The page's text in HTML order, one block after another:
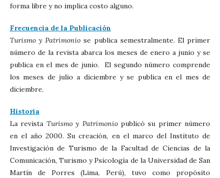
forma libre y no implica costo alguno.
Frecuencia de la Publicación
Turismo y Patrimonio se publica semestralmente. El primer
número de la revista abarca los meses de enero a junio y se
publica en el mes de junio. El segundo número comprende
los meses de julio a diciembre y se publica en el mes de
diciembre.
Historia
La revista Turismo y Patrimonio publicó su primer número
en el año 2000. Su creación, en el marco del Instituto de
Investigación de Turismo de la Facultad de Ciencias de la
Comunicación, Turismo y Psicología de la Universidad de San
Martín de Porres (Lima, Perú), tuvo como propósito